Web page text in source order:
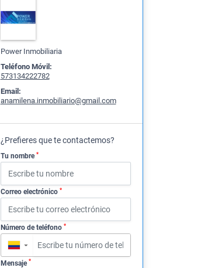
Power Inmobiliaria
Teléfono Móvil:
573134222782
Email:
anamilena.inmobiliario@gmail.com
¿Prefieres que te contactemos?
Tu nombre *
Correo electrónico *
Número de teléfono *
▼
Mensaje *